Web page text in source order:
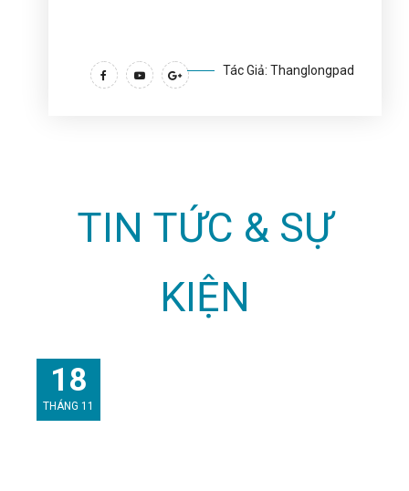
Tác Giả: Thanglongpad
TIN TỨC & SỰ
KIỆN
18
THÁNG 11